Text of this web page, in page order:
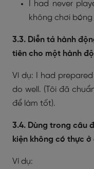
I had never
không chơi
3.3. Diễn tả hành
tiên cho một hành
Ví dụ:
I had
do well. (Tôi đã
để làm tốt).
3.4. Dùng trong câu
kiện không có thực ở
Ví dụ: